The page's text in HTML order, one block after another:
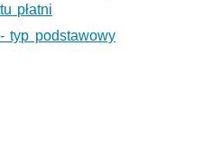
płatni
typ podstawowy